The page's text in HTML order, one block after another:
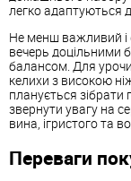
легко адаптуються
Не менш важливий
вечерь доцільними
балансом. Для
келихи з високою
планується
звернути увагу на
вина, ігристого та
Переваги